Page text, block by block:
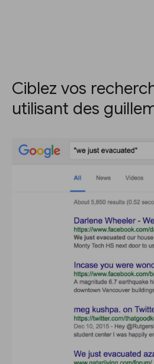
Ciblez vos
utilisant des